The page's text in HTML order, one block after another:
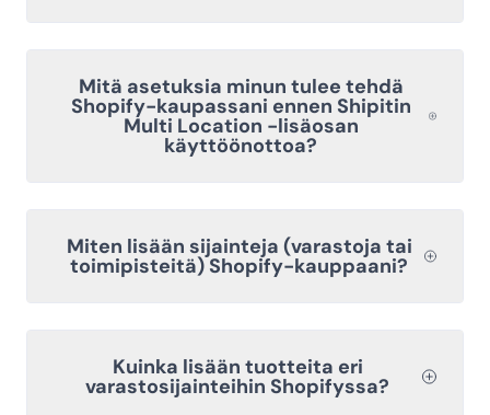
Mitä asetuksia minun tulee tehdä
Shopify-kaupassani ennen Shipitin
Multi Location -lisäosan
käyttöönottoa?
Miten lisään sijainteja (varastoja tai
toimipisteitä) Shopify-kauppaani?
Kuinka lisään tuotteita eri
varastosijainteihin Shopifyssa?